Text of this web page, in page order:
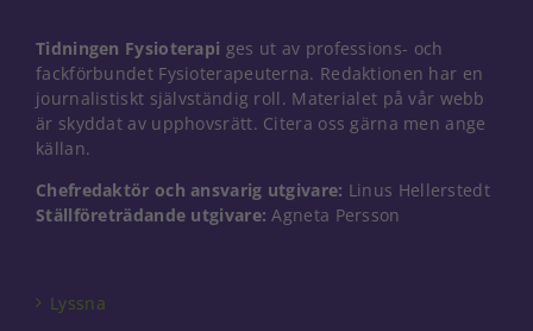
Tidningen Fysioterapi ges ut av professions- och
fackförbundet Fysioterapeuterna. Redaktionen har en
journalistiskt självständig roll. Materialet på vår webb
är skyddat av upphovsrätt. Citera oss gärna men ange
källan.
Chefredaktör och ansvarig utgivare: Linus Hellerstedt
Ställföreträdande utgivare: Agneta Persson
Lyssna
Nödvändiga